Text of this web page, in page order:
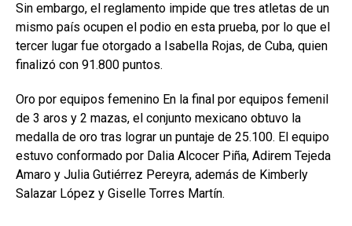
Sin embargo, el reglamento impide que tres atletas de un
mismo país ocupen el podio en esta prueba, por lo que el
tercer lugar fue otorgado a Isabella Rojas, de Cuba, quien
finalizó con 91.800 puntos.
Oro por equipos femenino En la final por equipos femenil
de 3 aros y 2 mazas, el conjunto mexicano obtuvo la
medalla de oro tras lograr un puntaje de 25.100. El equipo
estuvo conformado por Dalia Alcocer Piña, Adirem Tejeda
Amaro y Julia Gutiérrez Pereyra, además de Kimberly
Salazar López y Giselle Torres Martín.